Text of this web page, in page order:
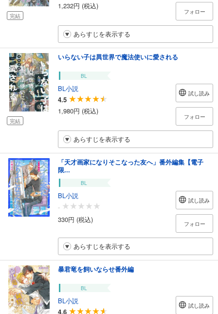
完結
1,232円 (税込)
フォロー
あらすじを表示する
完結
いらない子は異世界で魔法使いに愛される
BL
BL小説
4.5
1,980円 (税込)
試し読み
フォロー
あらすじを表示する
「天才画家になりそこなった友へ」番外編集【電子
限...
BL
BL小説
-
330円 (税込)
試し読み
フォロー
あらすじを表示する
暴君竜を飼いならせ番外編
BL
BL小説
4.6
試し読み